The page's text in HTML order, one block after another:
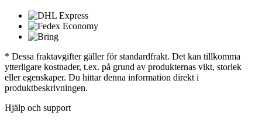
* Dessa fraktavgifter gäller för standardfrakt. Det kan tillkomma
ytterligare kostnader, t.ex. på grund av produkternas vikt, storlek
eller egenskaper. Du hittar denna information direkt i
produktbeskrivningen.
Hjälp och support